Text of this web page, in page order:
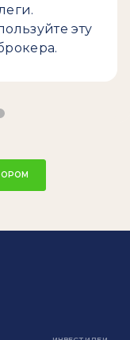
эту